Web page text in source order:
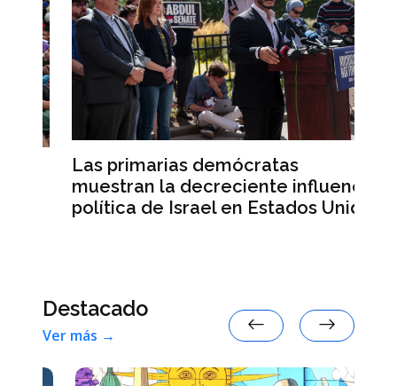
Las primarias demócratas
muestran la decreciente influencia
política de Israel en Estados Unidos
Destacado
Ver más →